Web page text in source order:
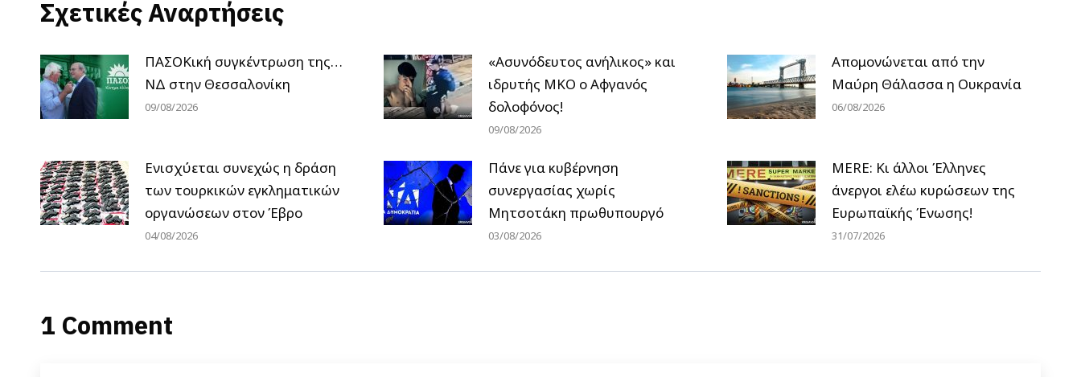
Σχετικές Αναρτήσεις
ΠΑΣΟΚική συγκέντρωση της…
ΝΔ στην Θεσσαλονίκη
09/08/2026
«Ασυνόδευτος ανήλικος» και
ιδρυτής ΜΚΟ ο Αφγανός
δολοφόνος!
09/08/2026
Απομονώνεται από την
Μαύρη Θάλασσα η Ουκρανία
06/08/2026
Ενισχύεται συνεχώς η δράση
των τουρκικών εγκληματικών
οργανώσεων στον Έβρο
04/08/2026
Πάνε για κυβέρνηση
συνεργασίας χωρίς
Μητσοτάκη πρωθυπουργό
03/08/2026
MERE: Κι άλλοι Έλληνες
άνεργοι ελέω κυρώσεων της
Ευρωπαϊκής Ένωσης!
31/07/2026
1 Comment